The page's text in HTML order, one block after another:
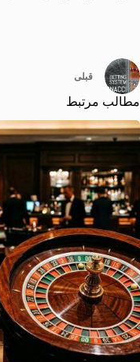
قبلی
مطالب مرتبط